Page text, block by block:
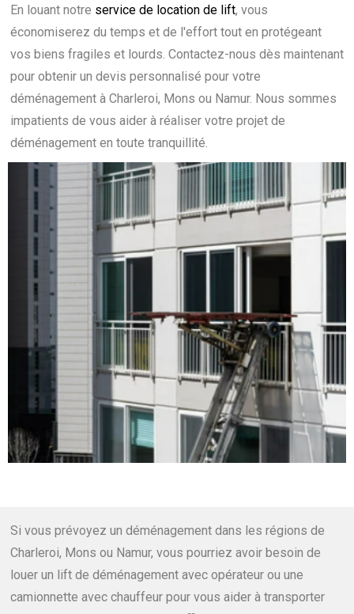
En louant notre service de location de lift, vous
économiserez du temps et de l'effort tout en protégeant
vos biens fragiles et lourds. Contactez-nous dès maintenant
pour obtenir un devis personnalisé pour votre
déménagement à Charleroi, Mons ou Namur. Nous sommes
impatients de vous aider à réaliser votre projet de
déménagement en toute tranquillité.
Si vous prévoyez un déménagement dans les régions de
Charleroi, Mons ou Namur, vous pourriez avoir besoin de
louer un lift de déménagement avec opérateur ou une
camionnette avec chauffeur pour vous aider à transporter